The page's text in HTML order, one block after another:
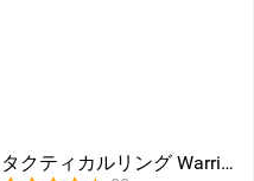
タクティカルリング Warrior